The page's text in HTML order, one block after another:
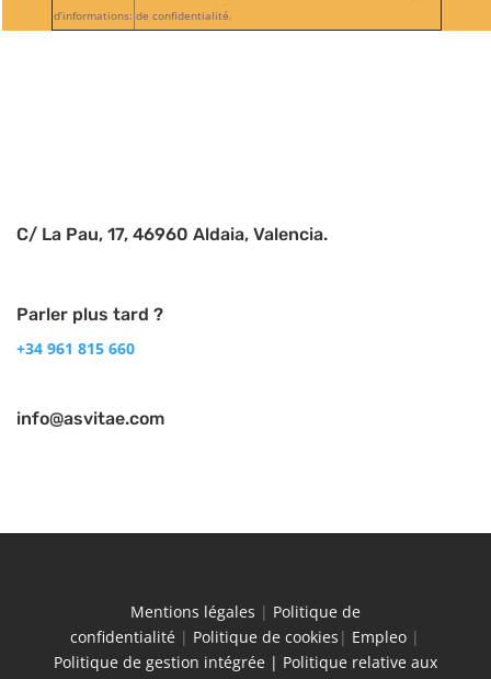
d’informations: de confidentialité.
C/ La Pau, 17, 46960 Aldaia, Valencia.
Parler plus tard ?
+34 961 815 660
info@asvitae.com
Mentions légales | Politique de
confidentialité | Politique de cookies | Empleo |
Politique de gestion intégrée | Politique relative aux